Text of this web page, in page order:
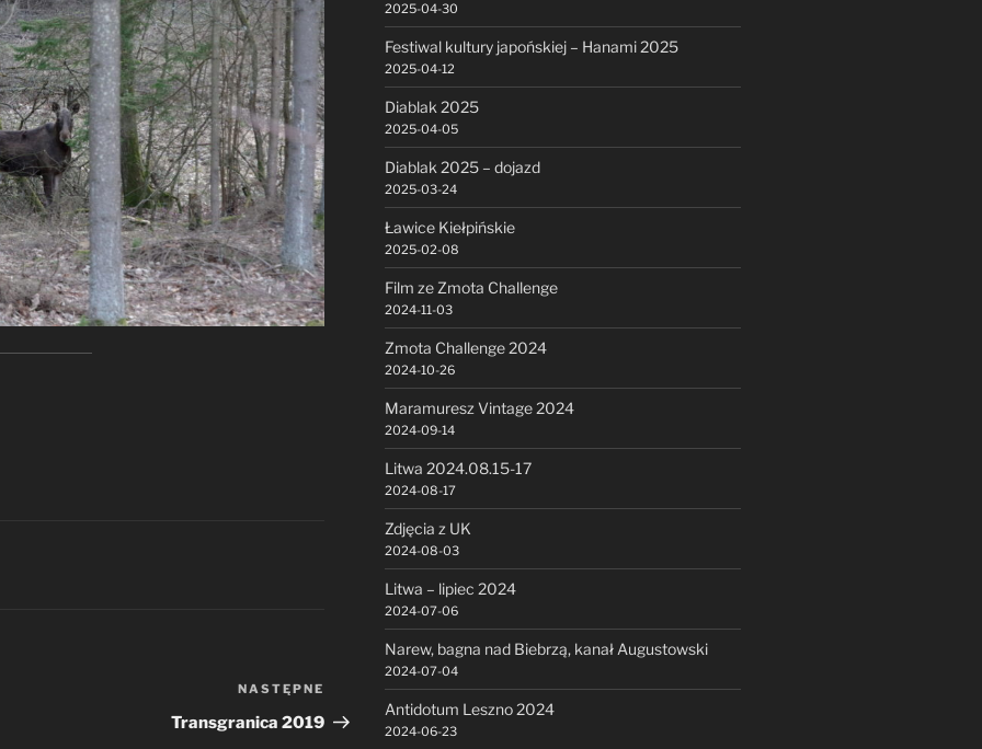
Następny
wpis
NASTĘPNE
Transgranica 2019
2025-04-30
Festiwal kultury japońskiej – Hanami 2025
2025-04-12
Diablak 2025
2025-04-05
Diablak 2025 – dojazd
2025-03-24
Ławice Kiełpińskie
2025-02-08
Film ze Zmota Challenge
2024-11-03
Zmota Challenge 2024
2024-10-26
Maramuresz Vintage 2024
2024-09-14
Litwa 2024.08.15-17
2024-08-17
Zdjęcia z UK
2024-08-03
Litwa – lipiec 2024
2024-07-06
Narew, bagna nad Biebrzą, kanał Augustowski
2024-07-04
Antidotum Leszno 2024
2024-06-23